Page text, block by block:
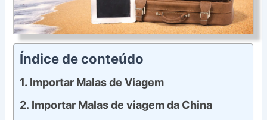
Índice de conteúdo
Importar Malas de Viagem
Importar Malas de viagem da China